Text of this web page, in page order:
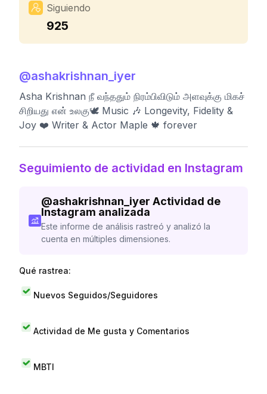
Siguiendo
925
@ashakrishnan_iyer
Asha Krishnan நீ வந்ததும் நிரம்பிவிடும் அளவுக்கு மிகச்
சிறியது என் உலகு🕊️ Music 🎶 Longevity, Fidelity &
Joy ❤️ Writer & Actor Maple 🍁 forever
Seguimiento de actividad en Instagram
@ashakrishnan_iyer Actividad de
Instagram analizada
Este informe de análisis rastreó y analizó la
cuenta en múltiples dimensiones.
Qué rastrea:
Nuevos Seguidos/Seguidores
Actividad de Me gusta y Comentarios
MBTI